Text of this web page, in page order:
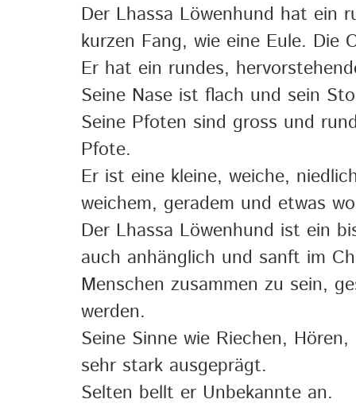
Der Lhassa Löwenhund hat ein
kurzen Fang, wie eine Eule. Die
Er hat ein rundes,
Seine Nase ist flach und sein
Seine Pfoten sind gross und
Pfote.
Er ist eine kleine, weiche,
weichem, geradem und etwas
Der Lhassa Löwenhund ist ein
auch anhänglich und sanft im
Menschen zusammen zu sein,
werden.
Seine Sinne wie Riechen,
sehr stark ausgeprägt.
Selten bellt er Unbekannte an.